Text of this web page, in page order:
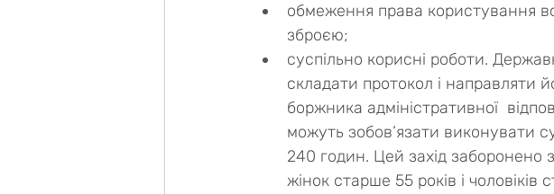
обмеження права користування
зброєю;
суспільно корисні роботи.
складати протокол і направляти
боржника адміністративної
можуть зобов’язати виконувати
240 годин. Цей захід заборонено
жінок старше 55 років і чоловіків